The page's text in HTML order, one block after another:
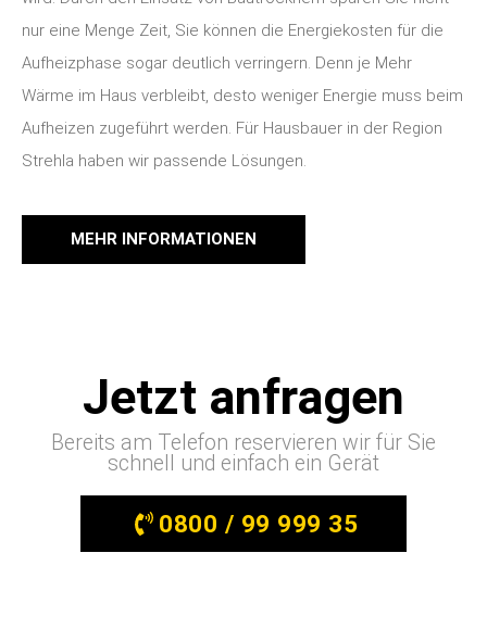
nur eine Menge Zeit, Sie können die Energiekosten für die
Aufheizphase sogar deutlich verringern. Denn je Mehr
Wärme im Haus verbleibt, desto weniger Energie muss beim
Aufheizen zugeführt werden. Für Hausbauer in der Region
Strehla haben wir passende Lösungen.
MEHR INFORMATIONEN
Jetzt anfragen
Bereits am Telefon reservieren wir für Sie
schnell und einfach ein Gerät
0800 / 99 999 35